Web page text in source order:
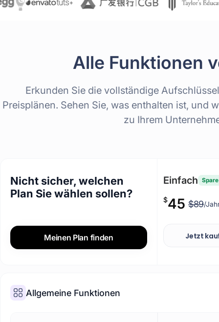
Alle Funktionen
Erkunden Sie die vollständige
Preisplänen. Sehen Sie, was enthalten ist, und
zu Ihrem
Nicht sicher, welchen
Plan Sie wählen sollen?
Meinen Plan finden
Einfach
$45 $89/
Jetzt
Allgemeine Funktionen